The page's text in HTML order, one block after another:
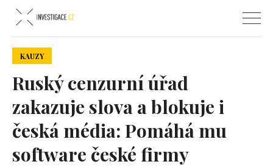
KAUZY
Ruský cenzurní úřad
zakazuje slova a blokuje i
česká média: Pomáhá mu
software české firmy